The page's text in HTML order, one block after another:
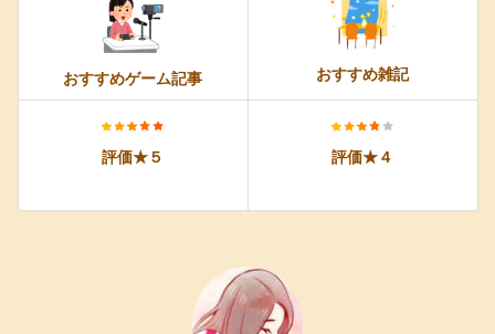
おすすめゲーム記事 おすすめ雑記
評価★５ 評価★４